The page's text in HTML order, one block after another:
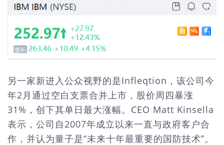
另一家新进入公众视野的是Infleqtion，该公司今
年2月通过空白支票合并上市，股价周四暴涨
31%，创下其单日最大涨幅。CEO Matt Kinsella
表示，公司自2007年成立以来一直与政府客户合
作，并认为量子是“未来十年最重要的国防技术”。